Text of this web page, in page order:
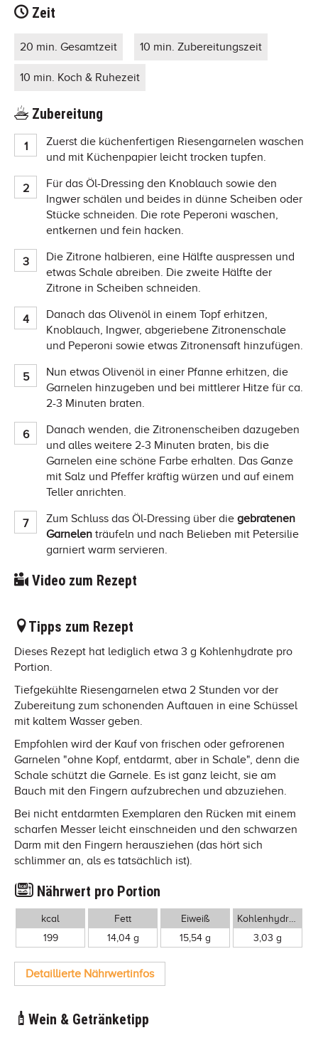
Zeit
20 min. Gesamtzeit 10 min. Zubereitungszeit
10 min. Koch & Ruhezeit
Zubereitung
Zuerst die küchenfertigen Riesengarnelen waschen
und mit Küchenpapier leicht trocken tupfen.
Für das Öl-Dressing den Knoblauch sowie den
Ingwer schälen und beides in dünne Scheiben oder
Stücke schneiden. Die rote Peperoni waschen,
entkernen und fein hacken.
Die Zitrone halbieren, eine Hälfte auspressen und
etwas Schale abreiben. Die zweite Hälfte der
Zitrone in Scheiben schneiden.
Danach das Olivenöl in einem Topf erhitzen,
Knoblauch, Ingwer, abgeriebene Zitronenschale
und Peperoni sowie etwas Zitronensaft hinzufügen.
Nun etwas Olivenöl in einer Pfanne erhitzen, die
Garnelen hinzugeben und bei mittlerer Hitze für ca.
2-3 Minuten braten.
Danach wenden, die Zitronenscheiben dazugeben
und alles weitere 2-3 Minuten braten, bis die
Garnelen eine schöne Farbe erhalten. Das Ganze
mit Salz und Pfeffer kräftig würzen und auf einem
Teller anrichten.
Zum Schluss das Öl-Dressing über die gebratenen
Garnelen träufeln und nach Belieben mit Petersilie
garniert warm servieren.
Video zum Rezept
Tipps zum Rezept
Dieses Rezept hat lediglich etwa 3 g Kohlenhydrate pro
Portion.
Tiefgekühlte Riesengarnelen etwa 2 Stunden vor der
Zubereitung zum schonenden Auftauen in eine Schüssel
mit kaltem Wasser geben.
Empfohlen wird der Kauf von frischen oder gefrorenen
Garnelen "ohne Kopf, entdarmt, aber in Schale", denn die
Schale schützt die Garnele. Es ist ganz leicht, sie am
Bauch mit den Fingern aufzubrechen und abzuziehen.
Bei nicht entdarmten Exemplaren den Rücken mit einem
scharfen Messer leicht einschneiden und den schwarzen
Darm mit den Fingern herausziehen (das hört sich
schlimmer an, als es tatsächlich ist).
Nährwert pro Portion
kcal
199
Fett
14,04 g
Eiweiß
15,54 g
3,03 g
Detaillierte Nährwertinfos
Wein & Getränketipp